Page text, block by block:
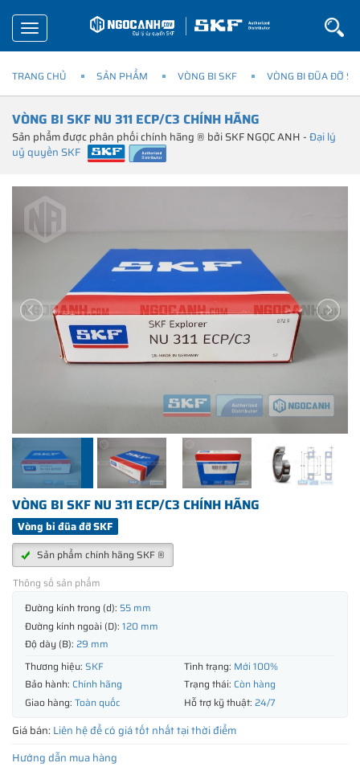
Toggle
navigation
TRANG CHỦ SẢN PHẨM VÒNG BI SKF VÒNG BI ĐŨA ĐỠ
VÒNG BI SKF NU 311 ECP/C3 CHÍNH HÃNG
Sản phẩm được phân phối chính hãng ® bởi SKF NGỌC ANH -Đại lý
uỷ quyền SKF
VÒNG BI SKF NU 311 ECP/C3 CHÍNH HÃNG
Vòng bi đũa đỡ SKF
Sản phẩm chính hãng SKF ®
Thông số sản phẩm
Đường kính trong (d): 55 mm
Đường kính ngoài (D): 120 mm
Độ dày (B): 29 mm
Thương hiệu: SKF Tình trạng: Mới 100%
Bảo hành: Chính hãng Trạng thái: Còn hàng
Giao hàng: Toàn quốc Hỗ trợ kỹ thuật: 24/7
Giá bán: Liên hệ để có giá tốt nhất tại thời điểm
Hướng dẫn mua hàng